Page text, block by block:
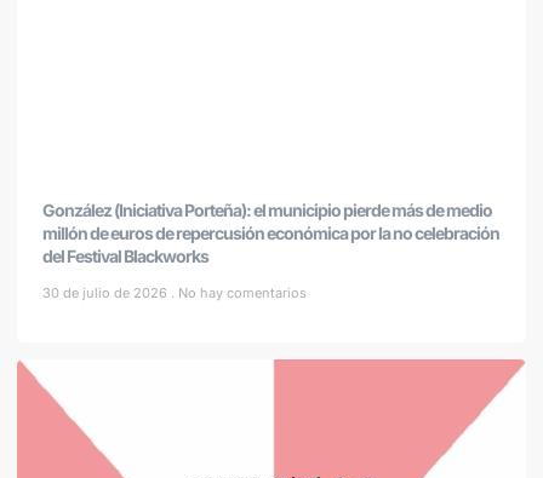
González (Iniciativa Porteña): el municipio pierde más de medio
millón de euros de repercusión económica por la no celebración
del Festival Blackworks
30 de julio de 2026 No hay comentarios